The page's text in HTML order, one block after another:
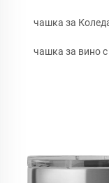
чашка за
чашка за вино с